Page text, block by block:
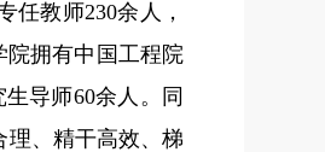
任教师230余人，
院拥有中国工程院
生导师60余人。同
理、精干高效、梯